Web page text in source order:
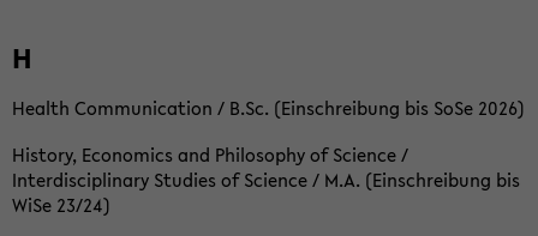
H
Health Communication / B.Sc. (Einschreibung bis SoSe 2026)
History, Economics and Philosophy of Science /
Interdisciplinary Studies of Science / M.A. (Einschreibung bis
WiSe 23/24)